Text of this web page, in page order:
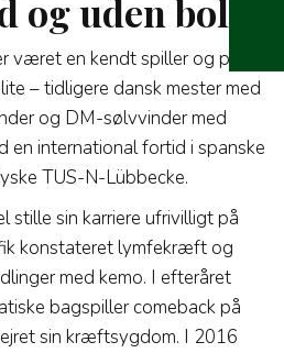
og uden bold
været en kendt spiller og profil
– tidligere dansk mester med
og DM-sølvvinder med
en international fortid i spanske
TUS-N-Lübbecke.
stille sin karriere ufrivilligt på
konstateret lymfekræft og
med kemo. I efteråret
bagspiller comeback på
sin kræftsygdom. I 2016